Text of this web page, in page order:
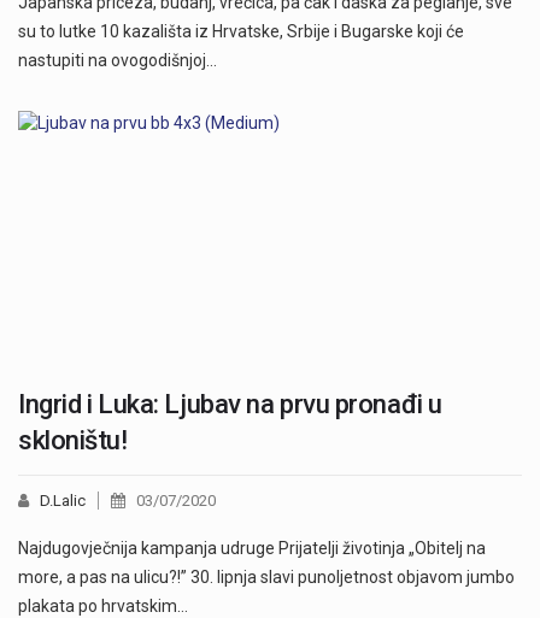
su to lutke 10 kazališta iz Hrvatske, Srbije i Bugarske koji će
nastupiti na ovogodišnjoj…
Ingrid i Luka: Ljubav na prvu pronađi u
skloništu!
D.Lalic 03/07/2020
Najdugovječnija kampanja udruge Prijatelji životinja „Obitelj na
more, a pas na ulicu?!” 30. lipnja slavi punoljetnost objavom jumbo
plakata po hrvatskim…